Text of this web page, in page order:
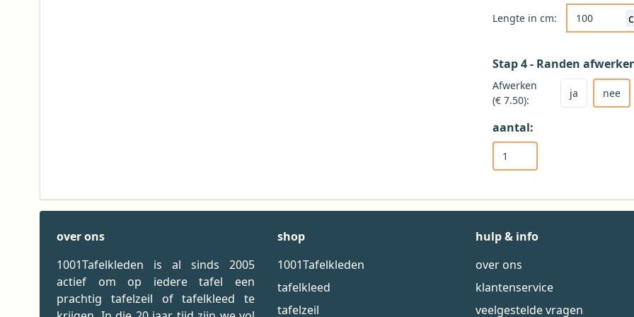
Lengte in cm:
Stap 4 - Randen
Afwerken
(€ 7.50):
ja
Kies ja om het
nee
Kies nee voor
aantal:
over ons
1001Tafelkleden is al sinds 2005
actief om op iedere tafel een
prachtig tafelzeil of tafelkleed te
shop
1001Tafelkleden
tafelkleed
tafelzeil
hulp & info
over ons
klantenservice
veelgestelde vragen